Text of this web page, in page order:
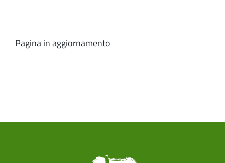
Pagina in aggiornamento